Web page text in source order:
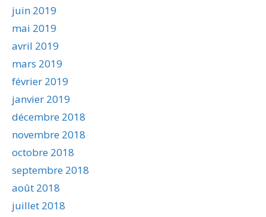
juin 2019
mai 2019
avril 2019
mars 2019
février 2019
janvier 2019
décembre 2018
novembre 2018
octobre 2018
septembre 2018
août 2018
juillet 2018